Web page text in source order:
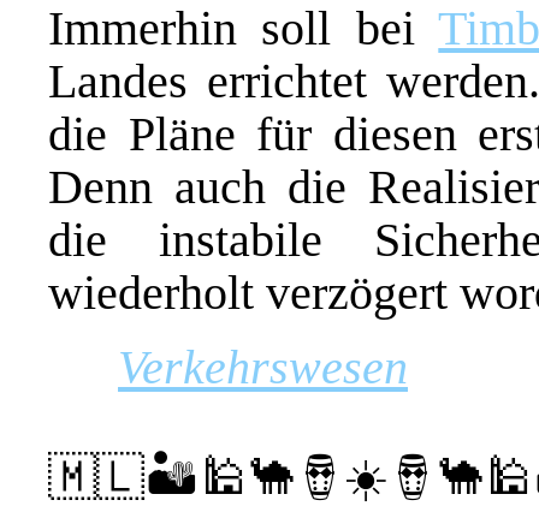
Immerhin soll bei
Landes errichtet
die Pläne für diesen
Denn auch die
die instabile
wiederholt verzögert
Verkehrswesen